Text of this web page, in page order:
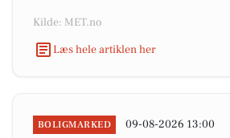
Kilde: MET.no
Læs hele artiklen her
BOLIGMARKED 09-08-2026 13:00